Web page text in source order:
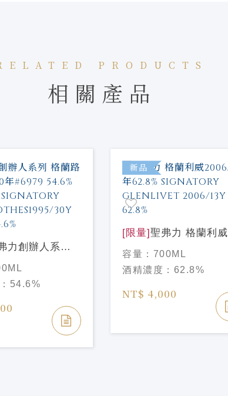
PRODUCTS
相關產品
力創辦人系列
30年#6979
原酒
GLEN
30Y #6979
54.6%
新品
[限量] 聖弗力 格蘭利威
2006/15年62.8%
SIGNATORY
GLENLIVET 2006/13Y
62.8%
容量： 700ML
酒精濃度： 62.8%
NT$ 4,000